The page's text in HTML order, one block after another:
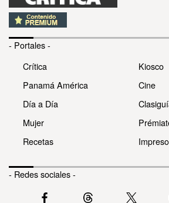
- Portales -
Crítica
Panamá América
Día a Día
Mujer
Recetas
Kiosco
Cine
- Redes sociales -